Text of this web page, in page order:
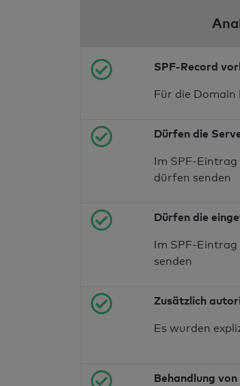
SPF-Record
Für die Domain
Dürfen die
Im SPF-
dürfen senden
Dürfen die
Im SPF-
senden
Zusätzlich
Es wurden
Behandlung